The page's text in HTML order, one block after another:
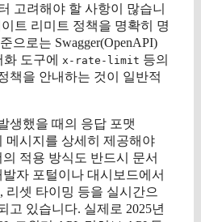
고려해야 할 사항이 많습니
트 리미트 정책을 명확히 명
으로는 Swagger(OpenAPI)
도구에 x-rate-limit 등의
책을 안내하는 것이 일반적
생했을 때의 응답 포맷
메시지를 상세히 제공해야
의 적용 방식도 반드시 문서
자 포털이나 대시보드에서
리셋 타이밍 등을 실시간으
고 있습니다. 실제로 2025년